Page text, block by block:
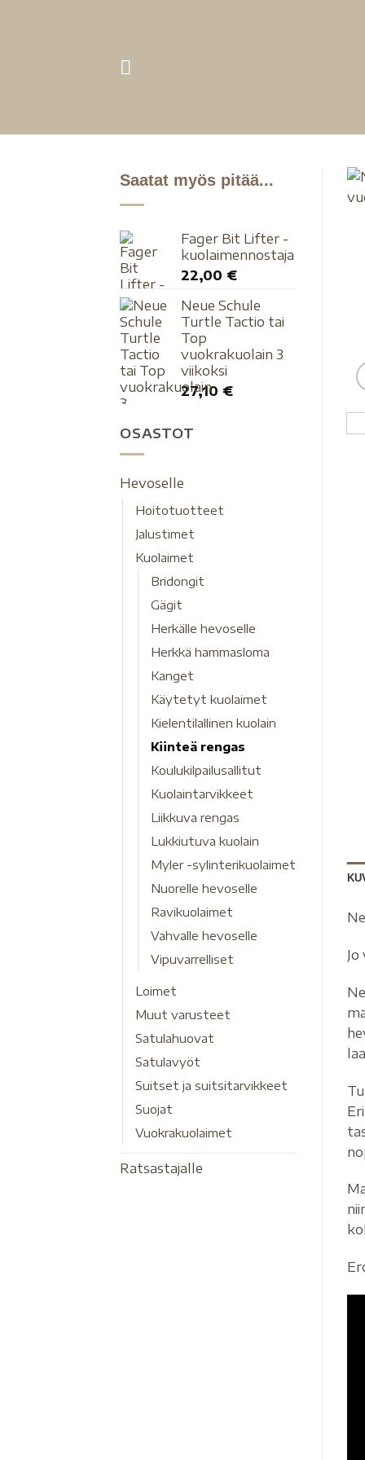
Saatat myös pitää...
Fager Bit Lifter -
kuolaimennostaja
22,00 €
Neue Schule
Turtle Tactio tai
Top
vuokrakuolain 3
viikoksi
27,10 €
OSASTOT
Hevoselle
Hoitotuotteet
Jalustimet
Kuolaimet
Bridongit
Gägit
Herkälle hevoselle
Herkkä hammasloma
Kanget
Käytetyt kuolaimet
Kielentilallinen kuolain
Kiinteä rengas
Koulukilpailusallitut
Kuolaintarvikkeet
Liikkuva rengas
Lukkiutuva kuolain
Myler -sylinterikuolaimet
Nuorelle hevoselle
Ravikuolaimet
Vahvalle hevoselle
Vipuvarrelliset
Loimet
Muut varusteet
Satulahuovat
Satulavyöt
Suitset ja suitsitarvikkeet
Suojat
Vuokrakuolaimet
Ratsastajalle